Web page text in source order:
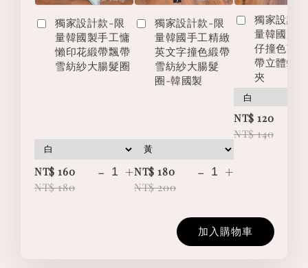
獨家設計款-限
量韓國製手工慵
懶印花緞帶飄帶
雪紡紗大腸髮圈
NT$ 160
NT$ 180
- +
獨家設計款-限
量韓國手工精緻
英文字撞色緞帶
雪紡紗大腸髮
圈-韓國製
NT$ 180
NT$ 200
- +
獨家設計
量韓國製
仔撞色英
帶立體蝴
夾
NT$ 120
NT$ 140
加入購物車